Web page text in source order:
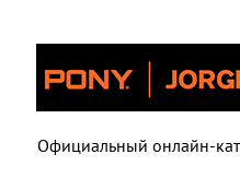
Официальный онлайн-